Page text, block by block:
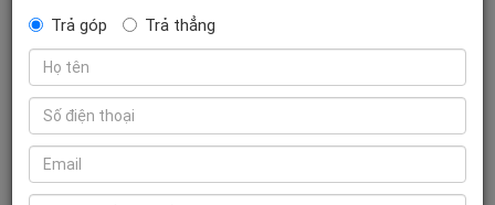
Trả góp
Trả thẳng